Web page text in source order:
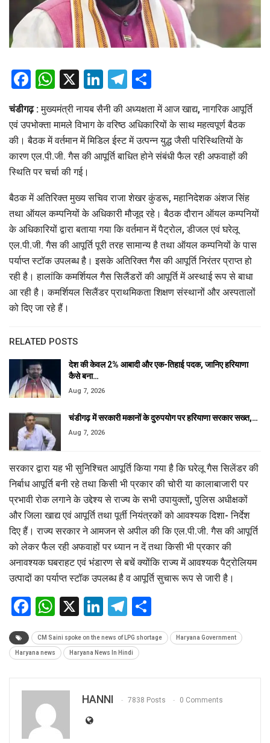
Facebook
WhatsApp
X LinkedIn
Telegram
चंडीगढ़ :मुख्यमंत्री नायब सैनी की अध्यक्षता में आज खाद्य, नागरिक आपूर्ति
एवं उपभोक्ता मामले विभाग के वरिष्ठ अधिकारियों के साथ महत्वपूर्ण बैठक
की। बैठक में वर्तमान में मिडिल ईस्ट में उत्पन्न युद्ध जैसी परिस्थितियों के
कारण एल.पी.जी. गैस की आपूर्ति बाधित होने संबंधी फैल रही अफवाहों की
स्थिति पर चर्चा की गई।
बैठक में अतिरिक्त मुख्य सचिव राजा शेखर कुंडरू, महानिदेशक अंशज सिंह
तथा ऑयल कम्पनियों के अधिकारी मौजूद रहे। बैठक दौरान ऑयल कम्पनियों
के अधिकारियों द्वारा बताया गया कि वर्तमान में पैट्रोल, डीजल एवं घरेलू
एल.पी.जी. गैस की आपूर्ति पूरी तरह सामान्य है तथा ऑयल कम्पनियों के पास
पर्याप्त स्टॉक उपलब्ध है। इसके अतिरिक्त गैस की आपूर्ति निरंतर प्राप्त हो
रही है। हालांकि कमर्शियल गैस सिलैंडरों की आपूर्ति में अस्थाई रूप से बाधा
आ रही है। कमर्शियल सिलैंडर प्राथमिकता शिक्षण संस्थानों और अस्पतालों
को दिए जा रहे हैं।
RELATED POSTS
देश की केवल 2% आबादी और एक-तिहाई पदक, जानिए हरियाणा
कैसे बना…
Aug 7, 2026
चंडीगढ़ में सरकारी मकानों के दुरुपयोग पर हरियाणा सरकार सख्त,…
Aug 7, 2026
सरकार द्वारा यह भी सुनिश्चित आपूर्ति किया गया है कि घरेलू गैस सिलेंडर की
निर्बाध आपूर्ति बनी रहे तथा किसी भी प्रकार की चोरी या कालाबाजारी पर
प्रभावी रोक लगाने के उद्देश्य से राज्य के सभी उपायुक्तों, पुलिस अधीक्षकों
और जिला खाद्य एवं आपूर्ति तथा पूर्ती नियंत्रकों को आवश्यक दिशा- निर्देश
दिए हैं। राज्य सरकार ने आमजन से अपील की कि एल.पी.जी. गैस की आपूर्ति
को लेकर फैल रही अफवाहों पर ध्यान न दें तथा किसी भी प्रकार की
अनावश्यक घबराहट एवं भंडारण से बचें क्योंकि राज्य में आवश्यक पैट्रोलियम
उत्पादों का पर्याप्त स्टॉक उपलब्ध है व आपूर्ति सुचारू रूप से जारी है।
Facebook
WhatsApp
X LinkedIn
Telegram
CM Saini spoke on the news of LPG shortage Haryana Government
Haryana news Haryana News In Hindi
HANNI 7838 Posts 0 Comments